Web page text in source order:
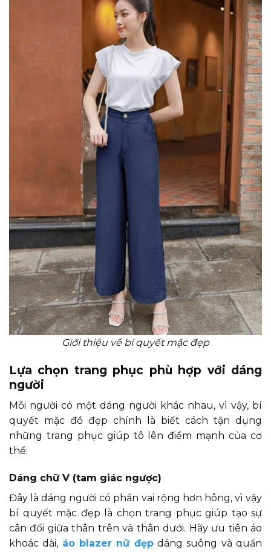
Giới thiệu về bí quyết mặc đẹp
Lựa chọn trang phục phù hợp với dáng
người
Mỗi người có một dáng người khác nhau, vì vậy, bí
quyết mặc đồ đẹp chính là biết cách tận dụng
những trang phục giúp tô lên điểm mạnh của cơ
thể:
Dáng chữ V (tam giác ngược)
Đây là dáng người có phần vai rộng hơn hông, vì vậy
bí quyết mặc đẹp là chọn trang phục giúp tạo sự
cân đối giữa thân trên và thân dưới. Hãy ưu tiên áo
khoác dài, áo blazer nữ đẹpdáng suông và quần